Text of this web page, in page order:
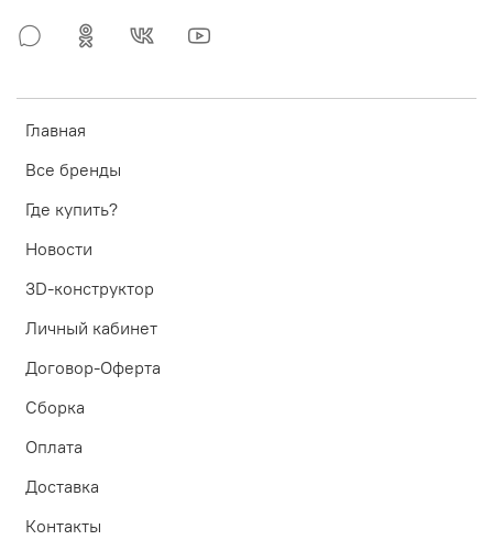
Главная
Все бренды
Где купить?
Новости
3D-конструктор
Личный кабинет
Договор-Оферта
Сборка
Оплата
Доставка
Контакты